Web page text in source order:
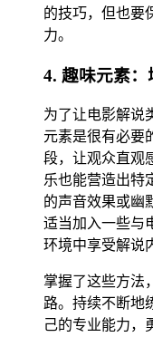
的技巧，但也要
力。
4. 趣味元素
为了让电影解说
元素是很有必要
段，让观众直观
乐也能营造出特
的声音效果或幽
适当加入一些与
环境中享受解说
掌握了这些方法
路。持续不断地
己的专业能力，